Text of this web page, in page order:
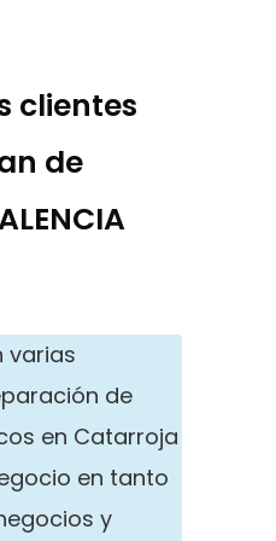
clientes
de
varias
de
en Catarroja
en tanto
y